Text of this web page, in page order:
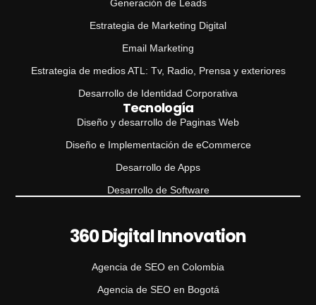
Generación de Leads
Estrategia de Marketing Digital
Email Marketing
Estrategia de medios ATL: Tv, Radio, Prensa y exteriores
Desarrollo de Identidad Corporativa
Tecnología
Diseño y desarrollo de Paginas Web
Diseño e Implementación de eCommerce
Desarrollo de Apps
Desarrollo de Software
360 Digital Innovation
Agencia de SEO en Colombia
Agencia de SEO en Bogotá